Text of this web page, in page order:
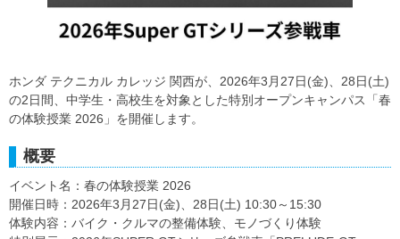
ホンダ テクニカル カレッジ 関西が、2026年3月27日(金)、28日(土)
の2日間、中学生・高校生を対象とした特別オープンキャンパス「春
の体験授業 2026」を開催します。
概要
イベント名：春の体験授業 2026
開催日時：2026年3月27日(金)、28日(土) 10:30～15:30
体験内容：バイク・クルマの整備体験、モノづくり体験